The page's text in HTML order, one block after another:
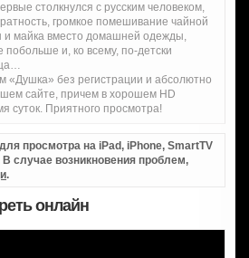
столкнулся с русским человеком,
громкое помешивание чайной
и майка вместо домашней одежды,
побольше и, ко всему, по-детски
«Душка» без регистрации и абсолютно
сайте, причем в хорошем HD
суток. Приятного просмотра!
просмотра на iPad, iPhone, SmartTV
случае возникновения проблем,
.
онлайн